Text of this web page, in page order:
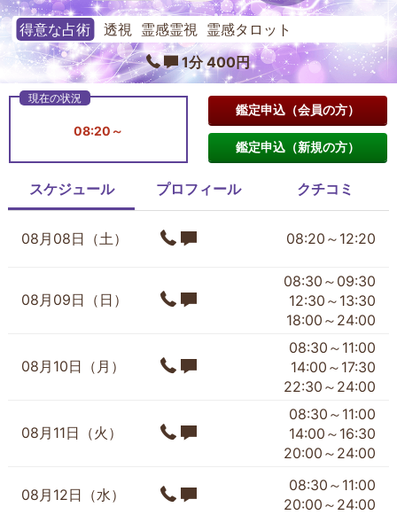
得意な占術
透視 霊感霊視 霊感タロット
1分 400円
08:20～
鑑定申込（会員の方）
鑑定申込（新規の方）
スケジュール プロフィール クチコミ
08月08日（土） 08:20～12:20
08月09日（日）
08:30～09:30
12:30～13:30
18:00～24:00
08月10日（月）
08:30～11:00
14:00～17:30
22:30～24:00
08月11日（火）
08:30～11:00
14:00～16:30
20:00～24:00
08月12日（水）
08:30～11:00
20:00～24:00